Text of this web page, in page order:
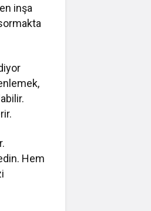
inşa
Hem